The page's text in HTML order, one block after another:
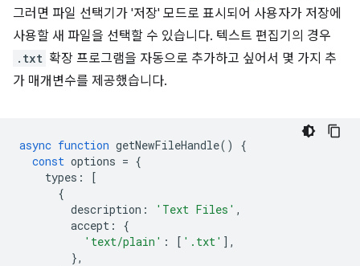
그러면 파일 선택기가 '저장' 모드로 표시되어 사용자가 저장에
사용할 새 파일을 선택할 수 있습니다. 텍스트 편집기의 경우
.txt 확장 프로그램을 자동으로 추가하고 싶어서 몇 가지 추
가 매개변수를 제공했습니다.
async function getNewFileHandle()
{
const options = {
types :
[
{
description : 'Text Files' ,
accept :
{
'text/plain' : [ '.txt' ],
},